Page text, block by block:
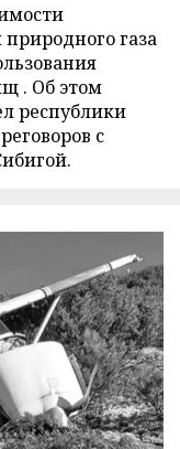
газа
. Об этом
республики
с